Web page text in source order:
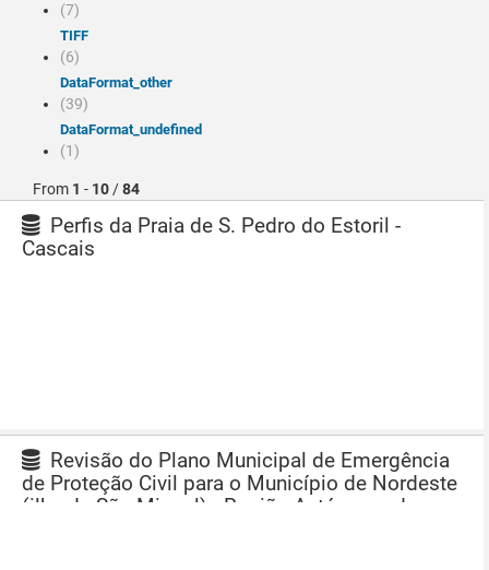
(7)
TIFF
(6)
dataFormat_other
(39)
dataFormat_undefined
(1)
From 1 - 10 /84
Perfis da Praia de S. Pedro do Estoril -
Cascais
Revisão do Plano Municipal de Emergência
de Proteção Civil para o Município de Nordeste
(ilha de São Miguel) - Região Autónoma dos